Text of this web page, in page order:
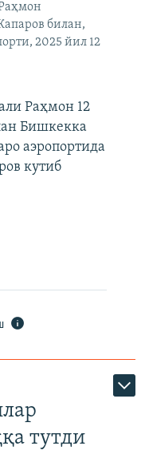
билан,
2025 йил 12
Раҳмон 12
Бишкекка
аэропортида
кутиб
тутди